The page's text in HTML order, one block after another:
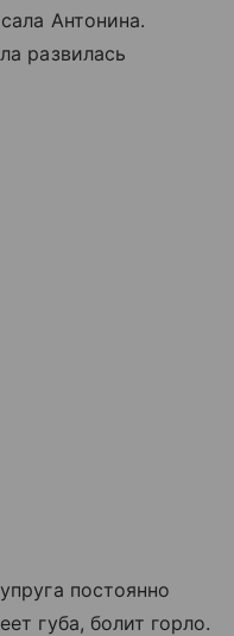
Антонина.
развилась
постоянно
губа, болит горло.